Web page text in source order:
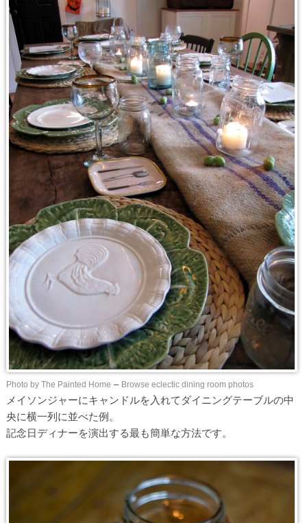
Photo by The Painted Home – Browse eclectic dining room photos
メイソンジャーにキャンドルを入れてダイニングテーブルの中
央に横一列に並べた例。
記念日ディナーを演出する最も簡単な方法です。